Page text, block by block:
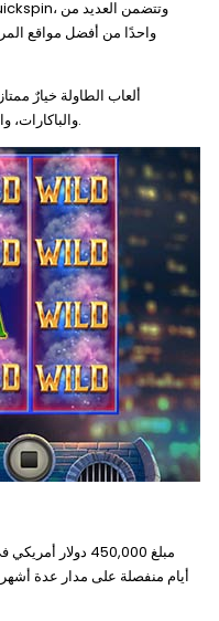
ألعاب الطاولة خيارٌ
والباكارات، والتي قد تُناسب ذوقكم. هنا، سيستمتع اللاعبون بتجربة كازينو حقيقية على الإنترنت، ويتفاعلون مع لاعبين حقيقيين في بيئة لعبٍ تفاعلية.
أيام منفصلة على مدار عدة